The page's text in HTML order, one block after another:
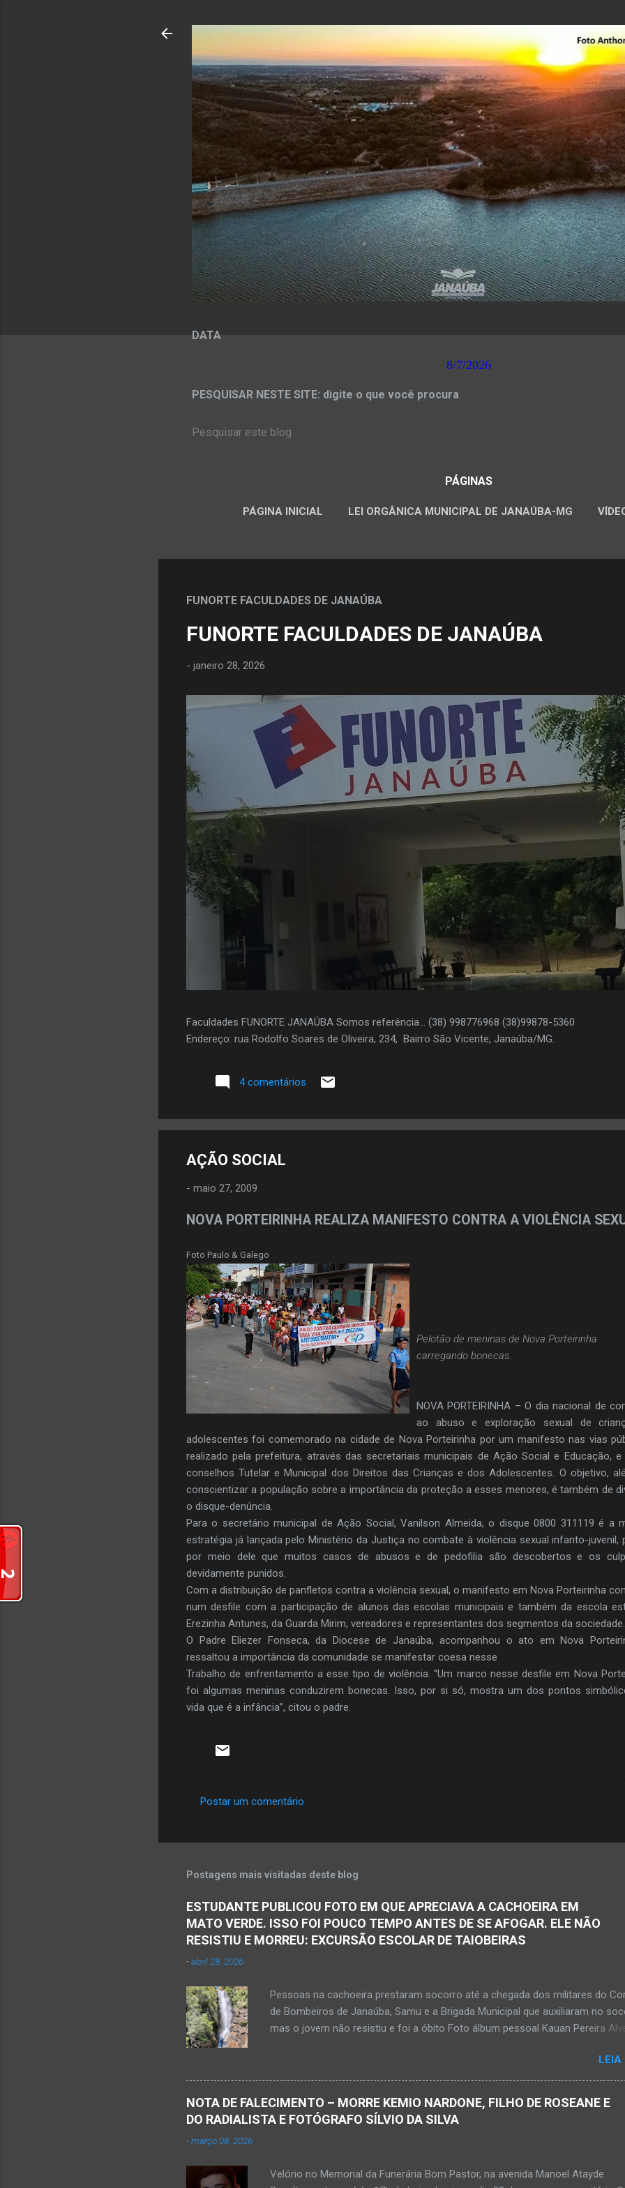
DATA
8/7/2026
PESQUISAR NESTE SITE: digite o que você procura
PÁGINAS
PÁGINA INICIAL LEI ORGÂNICA MUNICIPAL DE JANAÚBA-MG
FUNORTE FACULDADES DE JANAÚBA
FUNORTE FACULDADES DE JANAÚBA
- janeiro 28, 2026
Faculdades FUNORTE JANAÚBA Somos referência... (38) 998776968 (38)99878-5360
Endereço: rua Rodolfo Soares de Oliveira, 234, Bairro São Vicente, Janaúba/MG.
4 comentários
AÇÃO SOCIAL
- maio 27, 2009
NOVA PORTEIRINHA REALIZA MANIFESTO CONTRA A VIOLÊNCIA
Foto Paulo & Galego
Pelotão de meninas de Nova Porteirinha
carregando bonecas.
NOVA PORTEIRINHA – O dia nacional de
ao abuso e exploração sexual de
adolescentes foi comemorado na cidade de Nova Porteirinha por um manifesto nas vias
realizado pela prefeitura, através das secretariais municipais de Ação Social e Educação, e
conselhos Tutelar e Municipal dos Direitos das Crianças e dos Adolescentes. O objetivo,
conscientizar a população sobre a importância da proteção a esses menores, é também de
o disque-denúncia.
Para o secretário municipal de Ação Social, Vanilson Almeida, o disque 0800 311119 é a
estratégia já lançada pelo Ministério da Justiça no combate à violência sexual infanto-juvenil,
por meio dele que muitos casos de abusos e de pedofilia são descobertos e os
devidamente punidos.
Com a distribuição de panfletos contra a violência sexual, o manifesto em Nova Porteirinha
num desfile com a participação de alunos das escolas municipais e também da escola
Erezinha Antunes, da Guarda Mirim, vereadores e representantes dos segmentos da sociedade.
O Padre Eliezer Fonseca, da Diocese de Janaúba, acompanhou o ato em Nova
ressaltou a importância da comunidade se manifestar coesa nesse
Trabalho de enfrentamento a esse tipo de violência. “Um marco nesse desfile em Nova
foi algumas meninas conduzirem bonecas. Isso, por si só, mostra um dos pontos
vida que é a infância”, citou o padre.
e
t
á
o
s
Postar um comentário
Postagens mais visitadas deste blog
ESTUDANTE PUBLICOU FOTO EM QUE APRECIAVA A CACHOEIRA EM
MATO VERDE. ISSO FOI POUCO TEMPO ANTES DE SE AFOGAR. ELE NÃO
RESISTIU E MORREU: EXCURSÃO ESCOLAR DE TAIOBEIRAS
-abril 28, 2026
Pessoas na cachoeira prestaram socorro até a chegada dos militares do
de Bombeiros de Janaúba, Samu e a Brigada Municipal que auxiliaram no
mas o jovem não resistiu e foi a óbito Foto álbum pessoal Kauan Pereira
Mato Verde, pouco tempo antes de se afogar e depois vir a óbito nesta
feira, dia 28 de abril de 2026. Foto álbum pessoal Kauan Pereira Alves.
Populares, Corpo de Bombeiros Militar, Samu e Brigada Municipal socorrem
estudante que se afogou em cachoeira em Mato Verde nesta terça-feira,
Minas. Um adolescente de 16 anos morreu após se afogar na Cachoeira de
LEIA
NOTA DE FALECIMENTO – MORRE KEMIO NARDONE, FILHO DE ROSEANE E
DO RADIALISTA E FOTÓGRAFO SÍLVIO DA SILVA
-março 08, 2026
Velório no Memorial da Funerária Bom Pastor, na avenida Manoel Atayde